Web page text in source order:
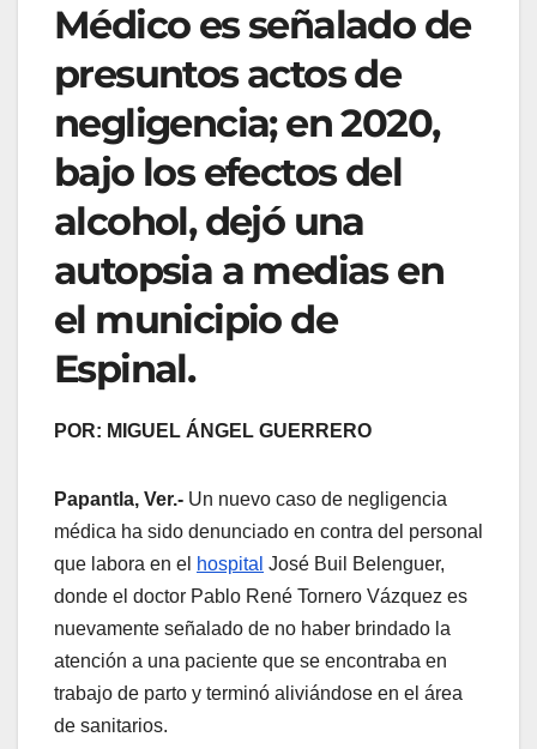
Médico es señalado de
presuntos actos de
negligencia; en 2020,
bajo los efectos del
alcohol, dejó una
autopsia a medias en
el municipio de
Espinal.
POR: MIGUEL ÁNGEL GUERRERO
Papantla, Ver.- Un nuevo caso de negligencia
médica ha sido denunciado en contra del personal
que labora en el hospital José Buil Belenguer,
donde el doctor Pablo René Tornero Vázquez es
nuevamente señalado de no haber brindado la
atención a una paciente que se encontraba en
trabajo de parto y terminó aliviándose en el área
de sanitarios.